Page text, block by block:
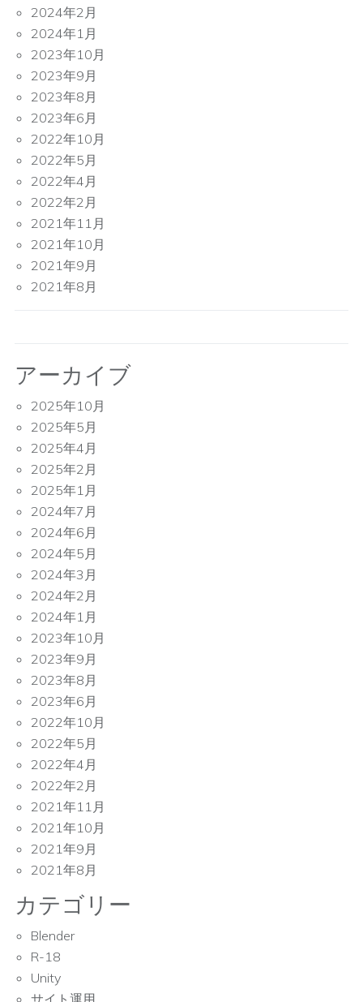
2024年2月
2024年1月
2023年10月
2023年9月
2023年8月
2023年6月
2022年10月
2022年5月
2022年4月
2022年2月
2021年11月
2021年10月
2021年9月
2021年8月
アーカイブ
2025年10月
2025年5月
2025年4月
2025年2月
2025年1月
2024年7月
2024年6月
2024年5月
2024年3月
2024年2月
2024年1月
2023年10月
2023年9月
2023年8月
2023年6月
2022年10月
2022年5月
2022年4月
2022年2月
2021年11月
2021年10月
2021年9月
2021年8月
カテゴリー
Blender
R-18
Unity
サイト運用